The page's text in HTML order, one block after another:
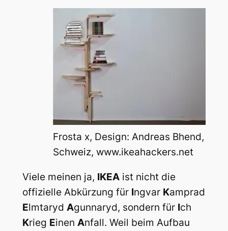
Frosta x, Design: Andreas Bhend,
Schweiz, www.ikeahackers.net
Viele meinen ja, IKEAist nicht die
offizielle Abkürzung für Ingvar Kamprad
Elmtaryd Agunnaryd, sondern für Ich
Krieg Einen Anfall. Weil beim Aufbau